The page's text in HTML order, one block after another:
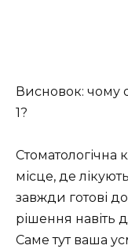
Висновок: чому
1?
Стоматологічна
місце, де
завжди готові
рішення навіть
Саме тут ваша